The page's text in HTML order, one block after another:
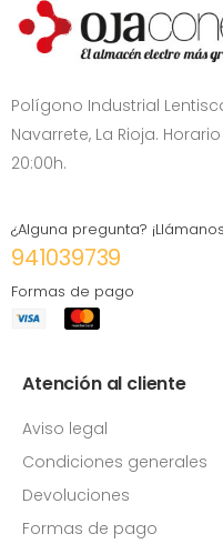
Polígono Industrial
Navarrete, La Rioja.
20:00h.
¿Alguna pregunta?
941039739
Formas de pago
Atención al cliente
Aviso legal
Condiciones generales
Devoluciones
Formas de pago